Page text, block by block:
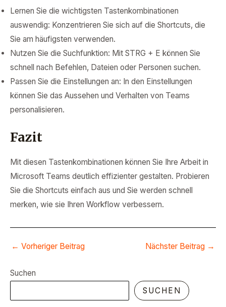
Lernen Sie die wichtigsten Tastenkombinationen
auswendig: Konzentrieren Sie sich auf die Shortcuts, die
Sie am häufigsten verwenden.
Nutzen Sie die Suchfunktion: Mit STRG + E können Sie
schnell nach Befehlen, Dateien oder Personen suchen.
Passen Sie die Einstellungen an: In den Einstellungen
können Sie das Aussehen und Verhalten von Teams
personalisieren.
Fazit
Mit diesen Tastenkombinationen können Sie Ihre Arbeit in
Microsoft Teams deutlich effizienter gestalten. Probieren
Sie die Shortcuts einfach aus und Sie werden schnell
merken, wie sie Ihren Workflow verbessern.
← Vorheriger Beitrag Nächster Beitrag →
Suchen
SUCHEN